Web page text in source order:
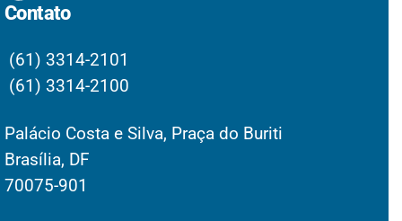
Contato
(61) 3314-2101
(61) 3314-2100
Palácio Costa e Silva, Praça do Buriti
Brasília, DF
70075-901